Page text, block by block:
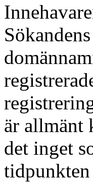
är allmänt
det inget